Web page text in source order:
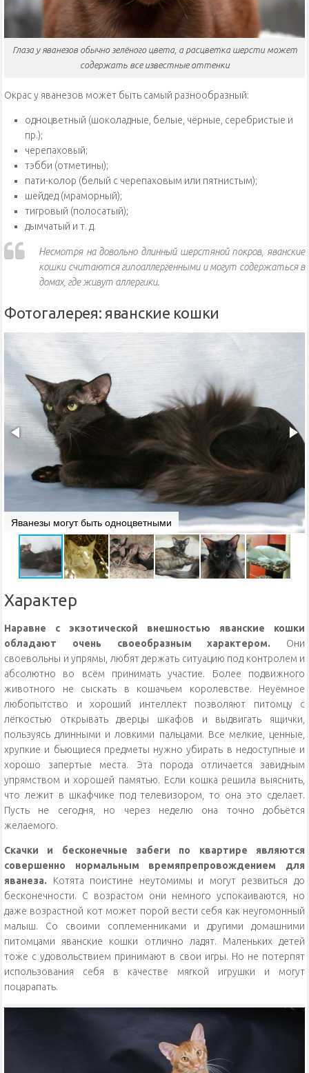
Глаза у яванезов обычно зелёного цвета, а расцветка шерсти может
содержать все известные оттенки
Окрас у яванезов может быть самый разнообразный:
одноцветный (шоколадные, белые, чёрные, серебристые и
пр.);
черепаховый;
тэбби (отметины);
пати-колор (белый с черепаховым или пятнистым);
шейдед (мраморный);
тигровый (полосатый);
дымчатый и т. д.
Несмотря на довольно длинный шерстяной покров, яванские
кошки считаются гипоаллергенными и могут содержаться в
домах, где живут аллергики.
Фотогалерея: яванские кошки
Яванезы могут быть одноцветными
Характер
Наравне с экзотической внешностью яванские кошки
обладают очень своеобразным характером. Они
своевольны и упрямы, любят держать ситуацию под контролем и
абсолютно во всём принимать участие. Более подвижного
животного не сыскать в кошачьем королевстве. Неуёмное
любопытство и хороший интеллект позволяют питомцу с
лёгкостью открывать дверцы шкафов и выдвигать ящички,
пользуясь длинными и ловкими пальцами. Все мелкие, ценные,
хрупкие и бьющиеся предметы нужно убирать в недоступные и
хорошо запертые места. Эта порода отличается завидным
упрямством и хорошей памятью. Если кошка решила выяснить,
что лежит в шкафчике под телевизором, то она это сделает.
Пусть не сегодня, но через неделю она точно добьётся
желаемого.
Скачки и бесконечные забеги по квартире являются
совершенно нормальным времяпрепровождением для
яванеза. Котята поистине неутомимы и могут резвиться до
бесконечности. С возрастом они немного успокаиваются, но
даже возрастной кот может порой вести себя как неугомонный
малыш. Со своими соплеменниками и другими домашними
питомцами яванские кошки отлично ладят. Маленьких детей
тоже с удовольствием принимают в свои игры. Но не потерпят
использования себя в качестве мягкой игрушки и могут
поцарапать.